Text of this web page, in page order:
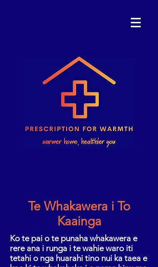
Te Whakawera i To
Kaainga
Ko te pai o te punaha whakawera e
rere ana i runga i te wahie waro iti
tetahi o nga huarahi tino nui ka taea e